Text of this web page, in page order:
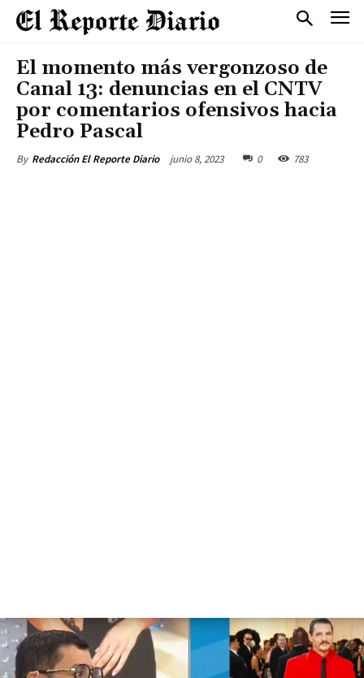
El momento más vergonzoso de
Canal 13: denuncias en el CNTV
por comentarios ofensivos hacia
Pedro Pascal
By Redacción El Reporte Diario junio 8, 2023 0 783